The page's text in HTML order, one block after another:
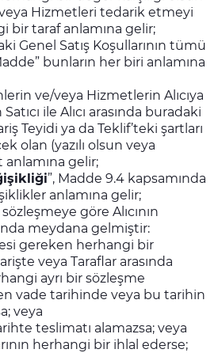
Hizmetleri tedarik etmeyi
bir taraf anlamına gelir;
Genel Satış Koşullarının tümü
bunların her biri anlamına
ve/veya Hizmetlerin Alıcıya
ile Alıcı arasında buradaki
Teyidi ya da Teklif’teki şartları
olan (yazılı olsun veya
gelir;
”, Madde 9.4 kapsamında
anlamına gelir;
göre Alıcının
meydana gelmiştir:
gereken herhangi bir
veya Taraflar arasında
ayrı bir sözleşme
vade tarihinde veya bu tarihin
veya
teslimatı alamazsa; veya
herhangi bir ihlal ederse;